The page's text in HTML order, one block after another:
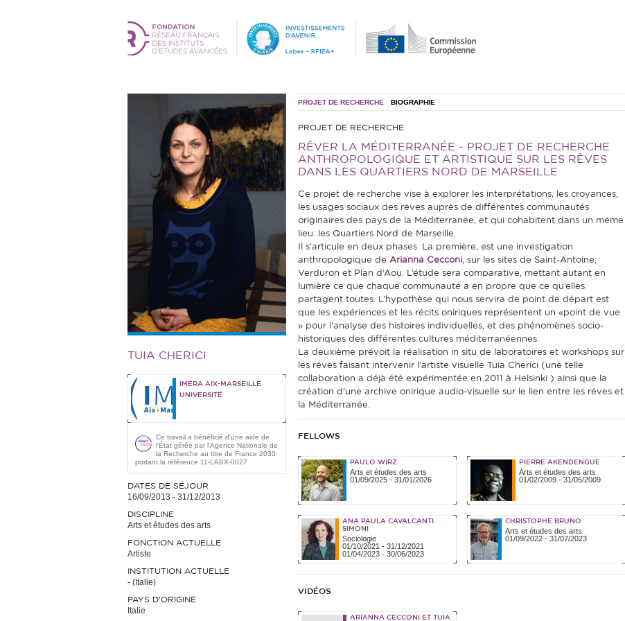
TUIA CHERICI
IMÉRA AIX-MARSEILLE
UNIVERSITÉ
Ce travail a bénéficié d'une aide de
l’État gérée par l'Agence Nationale de
la Recherche au titre de France 2030
portant la référence 11-LABX-0027
DATES DE SÉJOUR
16/09/2013 - 31/12/2013
DISCIPLINE
Arts et études des arts
FONCTION ACTUELLE
Artiste
INSTITUTION ACTUELLE
- (Italie)
PAYS D'ORIGINE
Italie
PROJET DE RECHERCHE BIOGRAPHIE
PROJET DE RECHERCHE
RÊVER LA MÉDITERRANÉE - PROJET DE RECHERCHE
ANTHROPOLOGIQUE ET ARTISTIQUE SUR LES RÊVES
DANS LES QUARTIERS NORD DE MARSEILLE
Ce projet de recherche vise à explorer les interprétations, les croyances,
les usages sociaux des rêves auprès de différentes communautés
originaires des pays de la Méditerranée, et qui cohabitent dans un même
lieu: les Quartiers Nord de Marseille.
Il s’articule en deux phases. La première, est une investigation
anthropologique de Arianna Cecconi, sur les sites de Saint-Antoine,
Verduron et Plan d’Aou. L’étude sera comparative, mettant autant en
lumière ce que chaque communauté a en propre que ce qu’elles
partagent toutes. L’hypothèse qui nous servira de point de départ est
que les expériences et les récits oniriques représentent un «point de vue
» pour l'analyse des histoires individuelles, et des phénomènes socio-
historiques des différentes cultures méditerranéennes.
La deuxième prévoit la réalisation in situ de laboratoires et workshops sur
les rêves faisant intervenir l’artiste visuelle Tuia Cherici (une telle
collaboration a déjà été expérimentée en 2011 à Helsinki ) ainsi que la
création d'une archive onirique audio-visuelle sur le lien entre les rêves et
la Méditerranée.
FELLOWS
PAULO WIRZ
Arts et études des arts
01/09/2025- 31/01/2026
PIERRE AKENDENGUE
Arts et études des arts
01/02/2009- 31/05/2009
ANA PAULA CAVALCANTI
SIMONI
Sociologie
01/10/2021 - 31/12/2021
01/04/2023- 30/06/2023
CHRISTOPHE BRUNO
Arts et études des arts
01/09/2022- 31/07/2023
VIDÉOS
ARIANNA CECCONI ET TUIA